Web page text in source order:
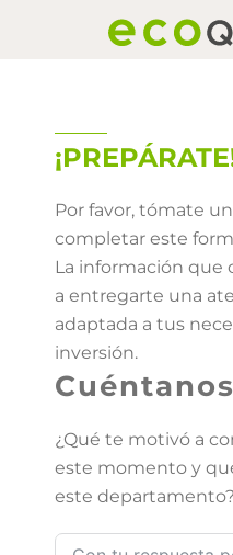
Por favor, tómate
completar este
La información que
a entregarte una
adaptada a tus
inversión.
¿Qué te motivó a
este momento y
este departamento?